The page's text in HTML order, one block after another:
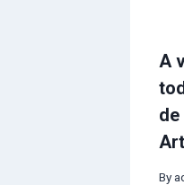
A
de
By